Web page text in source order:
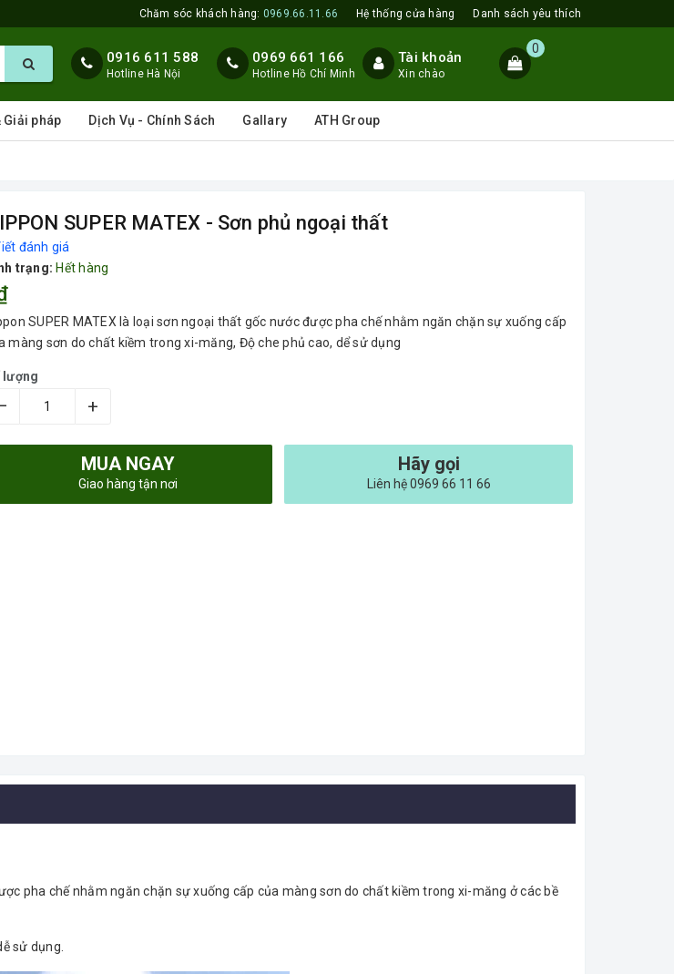
Chăm sóc khách hàng: 0969.66.11.66 Hệ thống cửa hàng Danh sách yêu thích
0916 611 588
Hotline Hà Nội
0969 661 166
Hotline Hồ Chí Minh
Tài khoản
Xin chào
0
Giải pháp Dịch Vụ - Chính Sách Gallary ATH Group
SUPER MATEX - Sơn phủ ngoại thất
đánh giá
trạng: Hết hàng
SUPER MATEX là loại sơn ngoại thất gốc nước được pha chế nhằm ngăn chặn sự xuống cấp
màng sơn do chất kiềm trong xi-măng, Độ che phủ cao, dể sử dụng
lượng
+
MUA NGAY
Giao hàng tận nơi
Hãy gọi
Liên hệ 0969 66 11 66
pha chế nhằm ngăn chặn sự xuống cấp của màng sơn do chất kiềm trong xi-măng ở các bề
sử dụng.